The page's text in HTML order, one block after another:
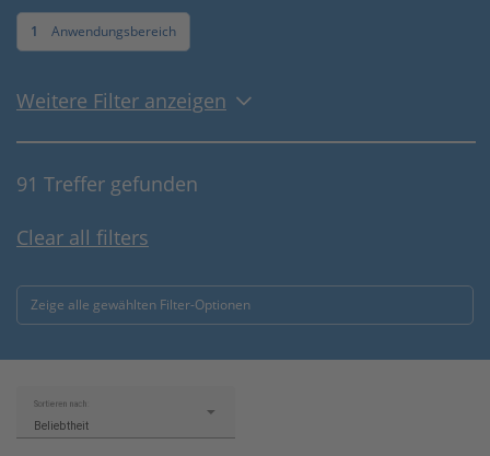
1 Anwendungsbereich
Weitere Filter anzeigen
91 Treffer gefunden
Clear all filters
Zeige alle gewählten Filter-Optionen
Sortieren nach:
Beliebtheit